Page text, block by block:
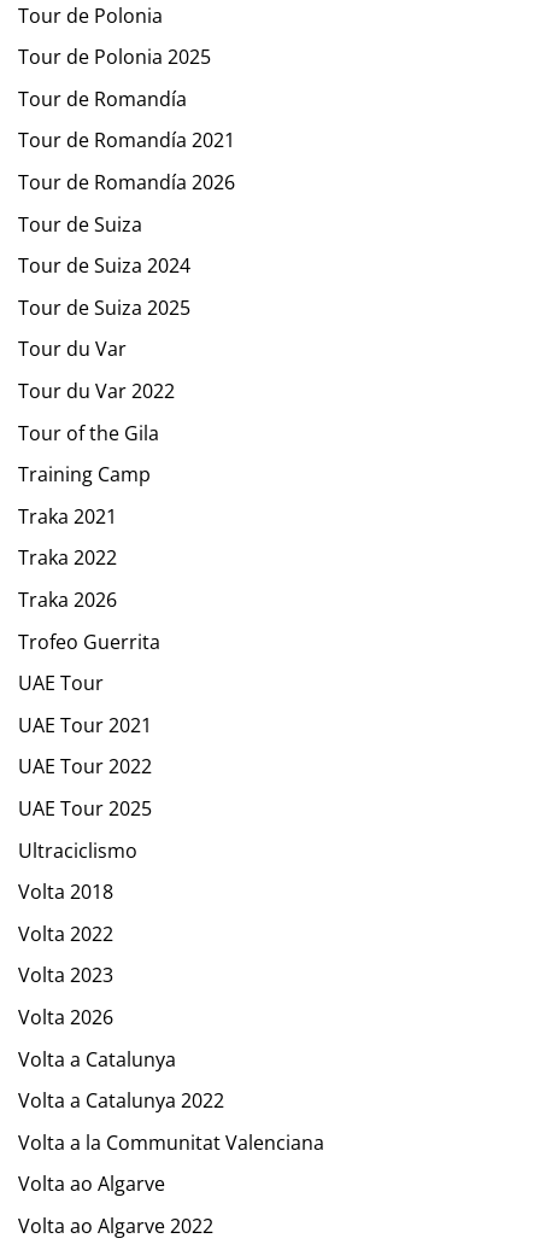
Tour de Polonia
Tour de Polonia 2025
Tour de Romandía
Tour de Romandía 2021
Tour de Romandía 2026
Tour de Suiza
Tour de Suiza 2024
Tour de Suiza 2025
Tour du Var
Tour du Var 2022
Tour of the Gila
Training Camp
Traka 2021
Traka 2022
Traka 2026
Trofeo Guerrita
UAE Tour
UAE Tour 2021
UAE Tour 2022
UAE Tour 2025
Ultraciclismo
Volta 2018
Volta 2022
Volta 2023
Volta 2026
Volta a Catalunya
Volta a Catalunya 2022
Volta a la Communitat Valenciana
Volta ao Algarve
Volta ao Algarve 2022